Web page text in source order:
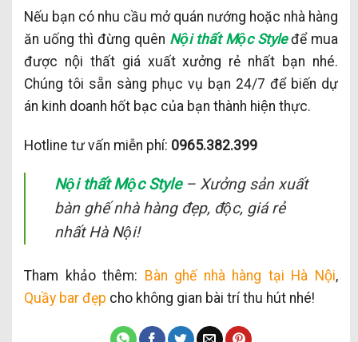
Nếu bạn có nhu cầu mở quán nướng hoặc nhà hàng
ăn uống thì đừng quên Nội thất Mộc Styleđể mua
được nội thất giá xuất xưởng rẻ nhất bạn nhé.
Chúng tôi sẵn sàng phục vụ bạn 24/7 để biến dự
án kinh doanh hốt bạc của bạn thành hiện thực.
Hotline tư vấn miễn phí: 0965.382.399
Nội thất Mộc Style– Xưởng sản xuất
bàn ghế nhà hàng đẹp, độc, giá rẻ
nhất Hà Nội!
Tham khảo thêm: Bàn ghế nhà hàng tại Hà Nội,
Quầy bar đẹp cho không gian bài trí thu hút nhé!